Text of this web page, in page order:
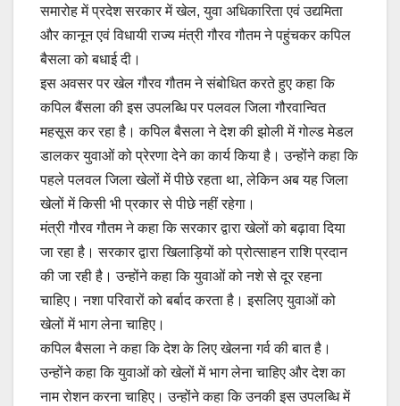
समारोह में प्रदेश सरकार में खेल, युवा अधिकारिता एवं उद्यमिता
और कानून एवं विधायी राज्य मंत्री गौरव गौतम ने पहुंचकर कपिल
बैसला को बधाई दी।
इस अवसर पर खेल गौरव गौतम ने संबोधित करते हुए कहा कि
कपिल बैंसला की इस उपलब्धि पर पलवल जिला गौरवान्वित
महसूस कर रहा है। कपिल बैसला ने देश की झोली में गोल्ड मेडल
डालकर युवाओं को प्रेरणा देने का कार्य किया है। उन्होंने कहा कि
पहले पलवल जिला खेलों में पीछे रहता था, लेकिन अब यह जिला
खेलों में किसी भी प्रकार से पीछे नहीं रहेगा।
मंत्री गौरव गौतम ने कहा कि सरकार द्वारा खेलों को बढ़ावा दिया
जा रहा है। सरकार द्वारा खिलाड़ियों को प्रोत्साहन राशि प्रदान
की जा रही है। उन्होंने कहा कि युवाओं को नशे से दूर रहना
चाहिए। नशा परिवारों को बर्बाद करता है। इसलिए युवाओं को
खेलों में भाग लेना चाहिए।
कपिल बैसला ने कहा कि देश के लिए खेलना गर्व की बात है।
उन्होंने कहा कि युवाओं को खेलों में भाग लेना चाहिए और देश का
नाम रोशन करना चाहिए। उन्होंने कहा कि उनकी इस उपलब्धि में